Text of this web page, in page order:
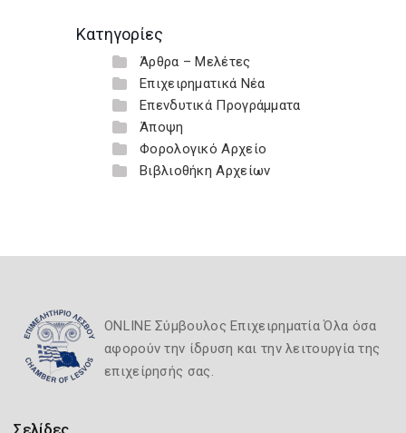
Κατηγορίες
Άρθρα – Μελέτες
Επιχειρηματικά Νέα
Επενδυτικά Προγράμματα
Άποψη
Φορολογικό Αρχείο
Βιβλιοθήκη Αρχείων
ONLINE Σύμβουλος Επιχειρηματία Όλα όσα
αφορούν την ίδρυση και την λειτουργία της
επιχείρησής σας.
Σελίδες